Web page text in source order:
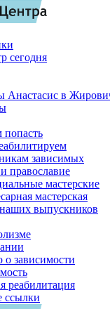
сегодня
Анастасис в
попасть
зависимых
православие
мастерские
мастерская
выпускников
о зависимости
реабилитация
ссылки